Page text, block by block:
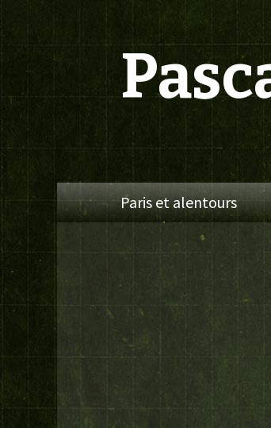
AllerParis et alentours